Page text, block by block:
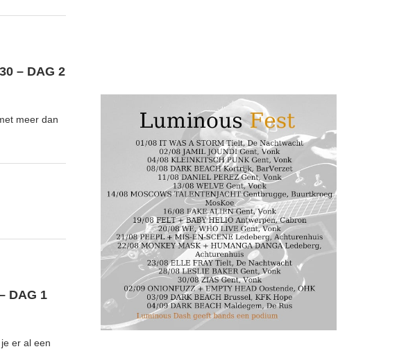
– DAG 2
meer dan
DAG 1
er al een